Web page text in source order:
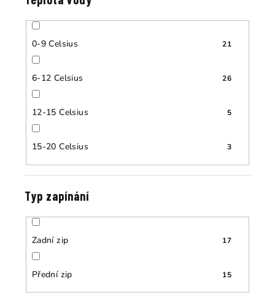
0-9 Celsius 21
6-12 Celsius 26
12-15 Celsius 5
15-20 Celsius 3
Typ zapínání
Zadní zip 17
Přední zip 15